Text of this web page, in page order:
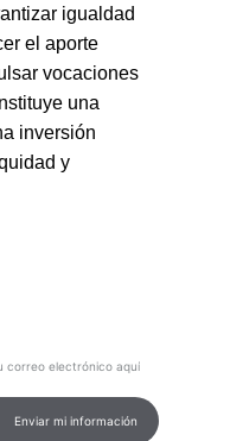
igualdad
el aporte
vocaciones
una
inversión
y
Enviar mi información